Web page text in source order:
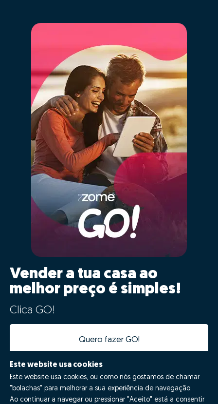
Vender a tua casa ao
melhor preço é simples!
Clica GO!
Quero fazer GO!
Este website usa cookies
Este website usa cookies, ou como nós gostamos de chamar
"bolachas" para melhorar a sua experiência de navegação.
Ao continuar a navegar ou pressionar "Aceito" está a consentir